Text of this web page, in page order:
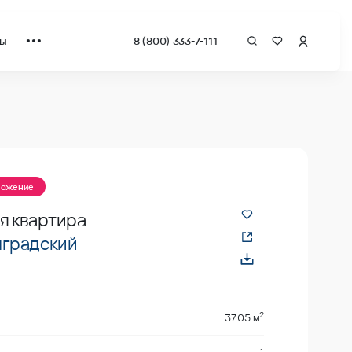
8 (800) 333-7-111
квартира
37.05 м2